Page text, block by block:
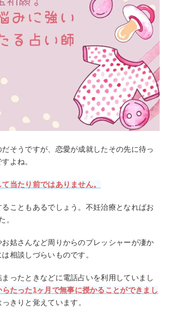
そうですが、恋愛が成就したその先に待っ
よね。
当たり前ではありません。
こともあるでしょう。不妊治療となればお
。
姑さんなど周りからのプレッシャーが凄か
相談しづらいものです。
ったときなどに電話占いを利用していまし
たった1ヶ月で無事に授かることができまし
きりと覚えています。